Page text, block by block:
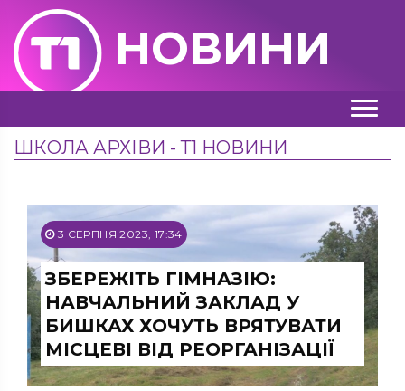
НОВИНИ
ШКОЛА АРХІВИ - Т1 НОВИНИ
3 СЕРПНЯ 2023, 17:34
ЗБЕРЕЖІТЬ ГІМНАЗІЮ:
НАВЧАЛЬНИЙ ЗАКЛАД У
БИШКАХ ХОЧУТЬ ВРЯТУВАТИ
МІСЦЕВІ ВІД РЕОРГАНІЗАЦІЇ